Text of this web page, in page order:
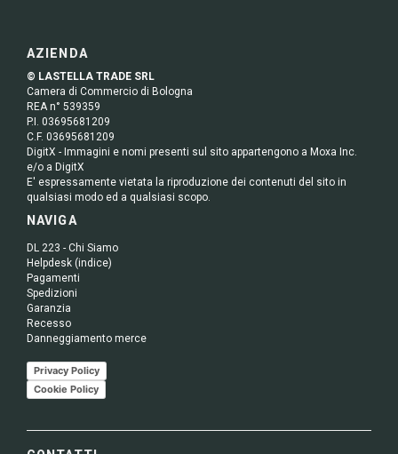
AZIENDA
© LASTELLA TRADE SRL
Camera di Commercio di Bologna
REA n° 539359
P.I. 03695681209
C.F. 03695681209
DigitX - Immagini e nomi presenti sul sito appartengono a Moxa Inc.
e/o a DigitX
E' espressamente vietata la riproduzione dei contenuti del sito in
qualsiasi modo ed a qualsiasi scopo.
NAVIGA
DL 223 - Chi Siamo
Helpdesk (indice)
Pagamenti
Spedizioni
Garanzia
Recesso
Danneggiamento merce
Privacy Policy
Cookie Policy